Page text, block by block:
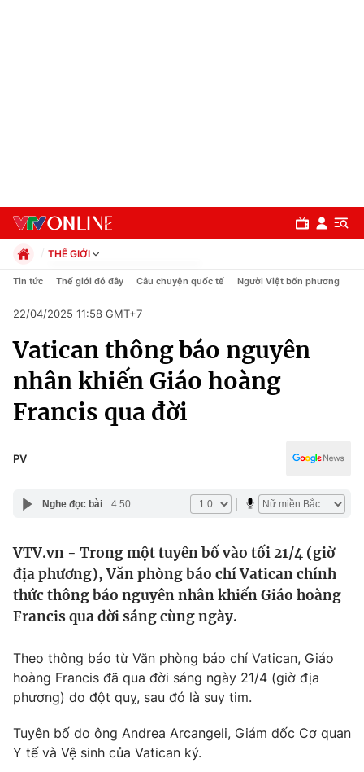
Chuyên mục
Chính trị
Xã hội
Pháp luật
Y tế
Thế giới
Tin tức
Thế giới đó đây
Câu chuyện quốc tế
Kinh tế
Thị trường
Góc doanh nghiệp
Dữ liệu và đời sống
Truyền hình
Phim VTV
Giải trí
THẾ GIỚI
Chính trị
Pháp luật
Kinh tế
Thể thao
Truyền hình
Văn hóa - Giải trí
Tin tức Thế giới đó đây Câu chuyện quốc tế Người Việt bốn phương
22/04/2025 11:58 GMT+7
Vatican thông báo nguyên
nhân khiến Giáo hoàng
Francis qua đời
PV
Nghe đọc bài 4:50
VTV.vn - Trong một tuyên bố vào tối 21/4 (giờ
địa phương), Văn phòng báo chí Vatican chính
thức thông báo nguyên nhân khiến Giáo hoàng
Francis qua đời sáng cùng ngày.
Theo thông báo từ Văn phòng báo chí Vatican, Giáo
hoàng Francis đã qua đời sáng ngày 21/4 (giờ địa
phương) do đột quỵ, sau đó là suy tim.
Tuyên bố do ông Andrea Arcangeli, Giám đốc Cơ quan
Y tế và Vệ sinh của Vatican ký.